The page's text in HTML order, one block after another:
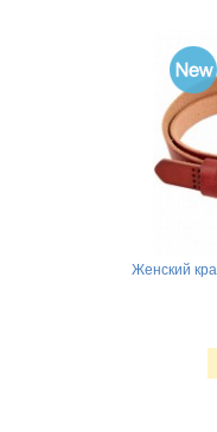
Женский